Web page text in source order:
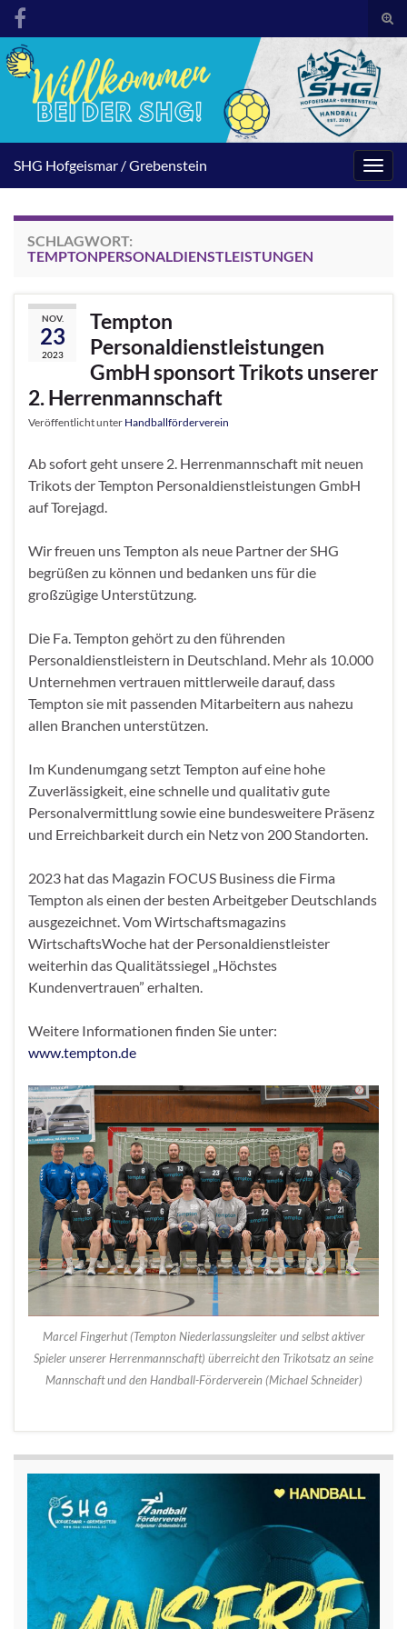
SHG Hofgeismar / Grebenstein
SCHLAGWORT:
TEMPTONPERSONALDIENSTLEISTUNGEN
NOV.
23
2023
Tempton
Personaldienstleistungen
GmbH sponsort Trikots unserer
2. Herrenmannschaft
Veröffentlicht unter Handballförderverein
Ab sofort geht unsere 2. Herrenmannschaft mit neuen
Trikots der Tempton Personaldienstleistungen GmbH
auf Torejagd.
Wir freuen uns Tempton als neue Partner der SHG
begrüßen zu können und bedanken uns für die
großzügige Unterstützung.
Die Fa. Tempton gehört zu den führenden
Personaldienstleistern in Deutschland. Mehr als 10.000
Unternehmen vertrauen mittlerweile darauf, dass
Tempton sie mit passenden Mitarbeitern aus nahezu
allen Branchen unterstützen.
Im Kundenumgang setzt Tempton auf eine hohe
Zuverlässigkeit, eine schnelle und qualitativ gute
Personalvermittlung sowie eine bundesweitere Präsenz
und Erreichbarkeit durch ein Netz von 200 Standorten.
2023 hat das Magazin FOCUS Business die Firma
Tempton als einen der besten Arbeitgeber Deutschlands
ausgezeichnet. Vom Wirtschaftsmagazins
WirtschaftsWoche hat der Personaldienstleister
weiterhin das Qualitätssiegel „Höchstes
Kundenvertrauen” erhalten.
Weitere Informationen finden Sie unter:
www.tempton.de
Marcel Fingerhut (Tempton Niederlassungsleiter und selbst aktiver
Spieler unserer Herrenmannschaft) überreicht den Trikotsatz an seine
Mannschaft und den Handball-Förderverein (Michael Schneider)